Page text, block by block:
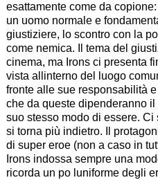
esattamente come da
un uomo normale e
giustiziere, lo scontro con la
come nemica. Il tema del
cinema, ma Irons ci presenta
vista allinterno del luogo
fronte alle sue responsabilità
che da queste dipenderanno il
suo stesso modo di essere.
si torna più indietro. Il
di super eroe (non a caso in
Irons indossa sempre una
ricorda un po luniforme degli